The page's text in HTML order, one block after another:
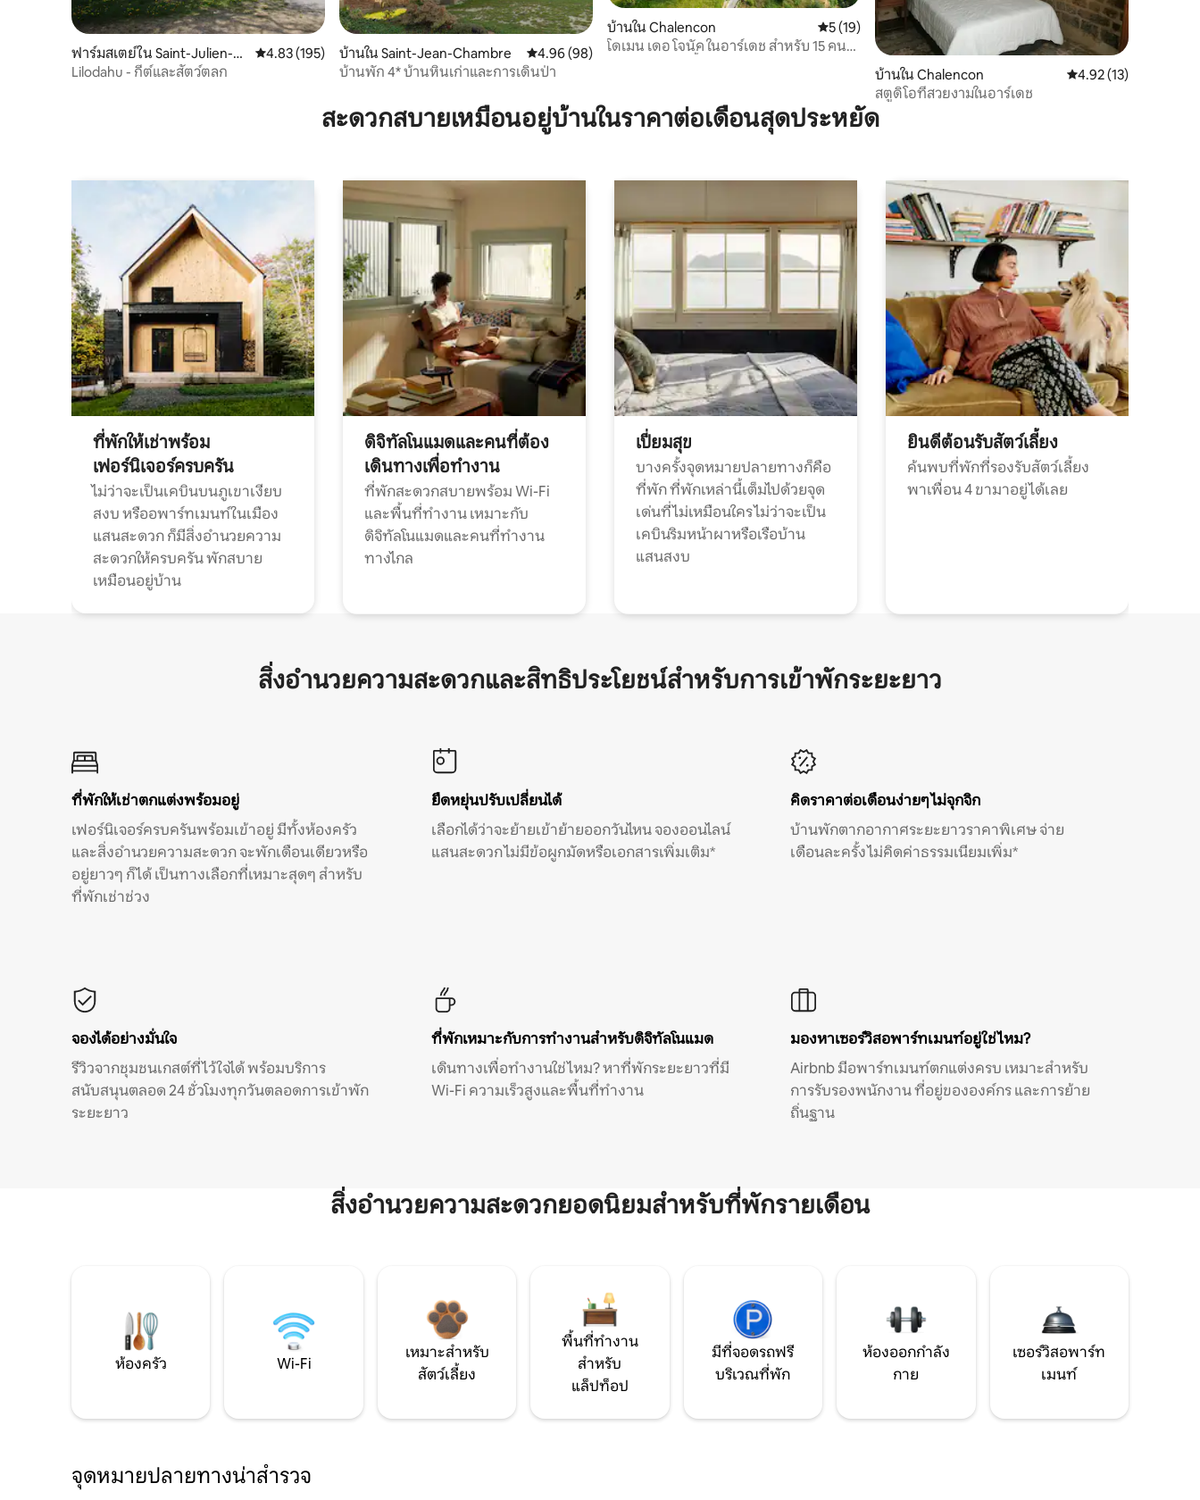
ฟาร์มสเตย์ใน Saint-Julien-La
brousse
คะแนนเฉลี่ย 4.83 จาก 5, 195 รีวิว
4.83 (195)
Lilodahu - กีต์และสัตว์ตลก
บ้านใน Saint-Jean-Chambre คะแนนเฉลี่ย 4.96 จาก 5, 98 รีวิว
4.96 (98)
บ้านพัก 4* บ้านหินเก่าและการเดินป่า
บ้านใน Chalencon คะแนนเฉลี่ย 5 จาก 5, 19 รีวิว
5 (19)
โดเมน เดอ โจนัค ในอาร์เดช สำหรับ 15 คน
บ้านใน Chalencon คะแนนเฉลี่ย 4.92 จาก
4.92 (13)
สตูดิโอที่สวยงามในอาร์เดช
สะดวกสบายเหมือนอยู่บ้านในราคาต่อเดือนสุดประหยัด
ที่พักให้เช่าพร้อม
เฟอร์นิเจอร์ครบครัน
ไม่ว่าจะเป็นเคบินบนภูเขาเงียบ
สงบ หรืออพาร์ทเมนท์ในเมือง
แสนสะดวก ก็มีสิ่งอำนวยความ
สะดวกให้ครบครัน พักสบาย
เหมือนอยู่บ้าน
ดิจิทัลโนแมดและคนที่ต้อง
เดินทางเพื่อทำงาน
ที่พักสะดวกสบายพร้อม Wi-Fi
และพื้นที่ทำงาน เหมาะกับ
ดิจิทัลโนแมดและคนที่ทำงาน
ทางไกล
เปี่ยมสุข
บางครั้งจุดหมายปลายทางก็คือ
ที่พัก ที่พักเหล่านี้เต็มไปด้วยจุด
เด่นที่ไม่เหมือนใคร ไม่ว่าจะเป็น
เคบินริมหน้าผาหรือเรือบ้าน
แสนสงบ
ยินดีต้อนรับสัตว์เลี้ยง
ค้นพบที่พักที่รองรับสัตว์เลี้ยง
พาเพื่อน 4 ขามาอยู่ได้เลย
สิ่งอำนวยความสะดวกและสิทธิประโยชน์สำหรับการเข้าพักระยะยาว
ที่พักให้เช่าตกแต่งพร้อมอยู่
เฟอร์นิเจอร์ครบครันพร้อมเข้าอยู่ มีทั้งห้องครัว
และสิ่งอำนวยความสะดวก จะพักเดือนเดียวหรือ
อยู่ยาวๆ ก็ได้ เป็นทางเลือกที่เหมาะสุดๆ สำหรับ
ที่พักเช่าช่วง
ยืดหยุ่นปรับเปลี่ยนได้
เลือกได้ว่าจะย้ายเข้าย้ายออกวันไหน จองออนไลน์
แสนสะดวก ไม่มีข้อผูกมัดหรือเอกสารเพิ่มเติม*
คิดราคาต่อเดือนง่ายๆ ไม่จุกจิก
บ้านพักตากอากาศระยะยาวราคาพิเศษ จ่าย
เดือนละครั้ง ไม่คิดค่าธรรมเนียมเพิ่ม*
จองได้อย่างมั่นใจ
รีวิวจากชุมชนเกสต์ที่ไว้ใจได้ พร้อมบริการ
สนับสนุนตลอด 24 ชั่วโมงทุกวันตลอดการเข้าพัก
ระยะยาว
ที่พักเหมาะกับการทำงานสำหรับดิจิทัลโนแมด
เดินทางเพื่อทำงานใช่ไหม? หาที่พักระยะยาวที่มี
Wi-Fi ความเร็วสูงและพื้นที่ทำงาน
มองหาเซอร์วิสอพาร์ทเมนท์อยู่ใช่ไหม?
Airbnb มีอพาร์ทเมนท์ตกแต่งครบ เหมาะสำหรับ
การรับรองพนักงาน ที่อยู่ขององค์กร และการย้าย
ถิ่นฐาน
สิ่งอำนวยความสะดวกยอดนิยมสำหรับที่พักรายเดือน
ห้องครัว Wi-Fi
เหมาะสำหรับ
สัตว์เลี้ยง
พื้นที่ทำงาน
สำหรับ
แล็ปท็อป
มีที่จอดรถฟรี
บริเวณที่พัก
ห้องออกกำลัง
กาย
เซอร์วิสอพาร์ท
เมนท์
จุดหมายปลายทางน่าสำรวจ